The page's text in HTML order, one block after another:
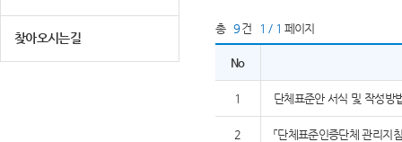
찾아오시는길
총 9 건 1 / 1 페이지
No
1 단체표준안 서식 및 작성방
2 「단체표준인증단체 관리지